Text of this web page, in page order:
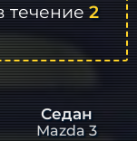
течение2
Седан
Mazda 3